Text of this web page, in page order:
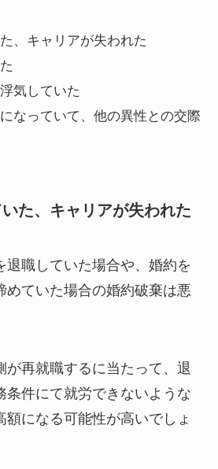
、キャリアが失われた
気していた
なっていて、他の異性との交際
た、キャリアが失われた
退職していた場合や、婚約を
めていた場合の婚約破棄は悪
が再就職するに当たって、退
条件にて就労できないような
になる可能性が高いでしょ